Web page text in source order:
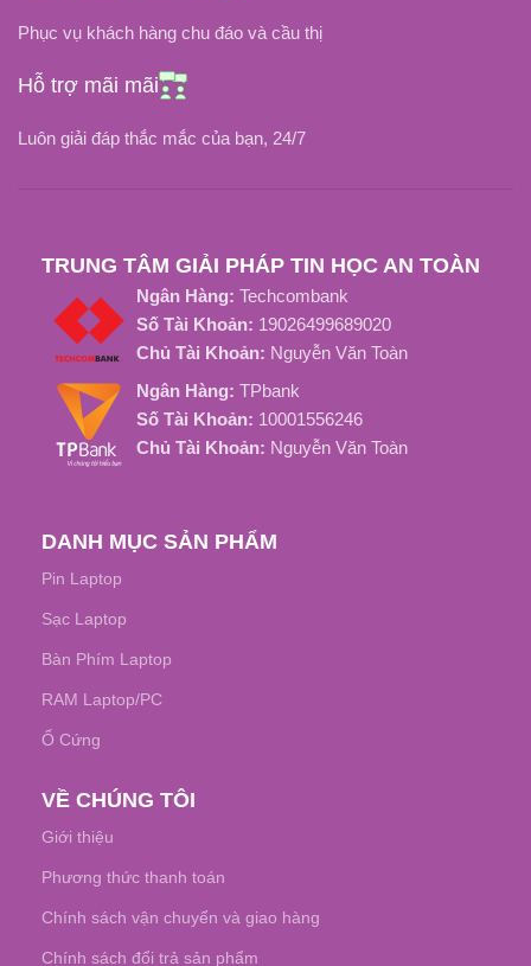
CHÂN CẮM Type C CHÂN CẮM
Phục vụ khách hàng chu đáo và cầu thị
Hỗ trợ mãi mãi
Luôn giải đáp thắc mắc của bạn, 24/7
TRUNG TÂM GIẢI PHÁP TIN HỌC AN TOÀN
Ngân Hàng: Techcombank
Số Tài Khoản: 19026499689020
Chủ Tài Khoản: Nguyễn Văn Toàn
Ngân Hàng: TPbank
Số Tài Khoản: 10001556246
Chủ Tài Khoản: Nguyễn Văn Toàn
DANH MỤC SẢN PHẨM
Pin Laptop
Sạc Laptop
Bàn Phím Laptop
RAM Laptop/PC
Ổ Cứng
VỀ CHÚNG TÔI
Giới thiệu
Phương thức thanh toán
Chính sách vận chuyển và giao hàng
Chính sách đổi trả sản phẩm